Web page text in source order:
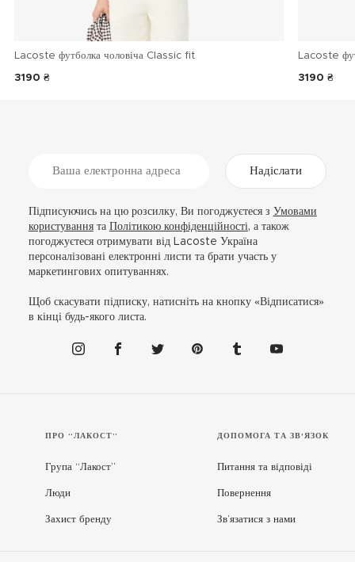
Lacoste футболка чоловіча Classic fit
3190 ₴
Lacoste
3190 ₴
Надіслати
Підписуючись на цю розсилку, Ви погоджуєтеся з Умовами
користуваннята Політикою конфіденційності, а також
погоджуєтеся отримувати від Lacoste Україна
персоналізовані електронні листи та брати участь у
маркетингових опитуваннях.
Щоб скасувати підписку, натисніть на кнопку «Відписатися»
в кінці будь-якого листа.
ПРО “ЛАКОСТ”
Група “Лакост”
Люди
Захист бренду
ДОПОМОГА ТА ЗВ'ЯЗОК
Питання та відповіді
Повернення
Зв’язатися з нами